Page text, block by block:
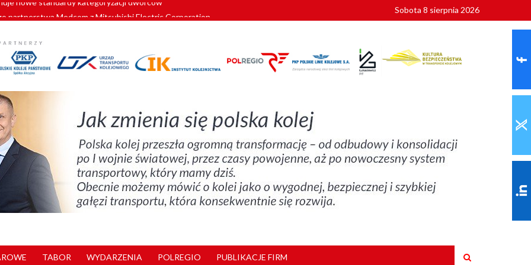
znów szuka dostawcy nowych EZT
kolejowych w północnej Wielkopolsce. Łatwiejsze dojazdy do pracy i szkoły
nowe standardy kategoryzacji dworców
Sobota 8 sierpnia 2026
TABOR WYDARZENIA POLREGIO PUBLIKACJE FIRM